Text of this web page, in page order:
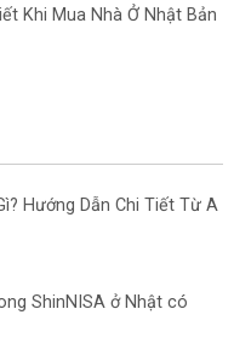
Khi Mua Nhà Ở Nhật Bản
Hướng Dẫn Chi Tiết Từ A
ShinNISA ở Nhật có